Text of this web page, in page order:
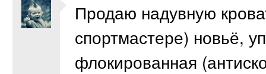
Продаю надувную
спортмастере) новьё,
флокированная